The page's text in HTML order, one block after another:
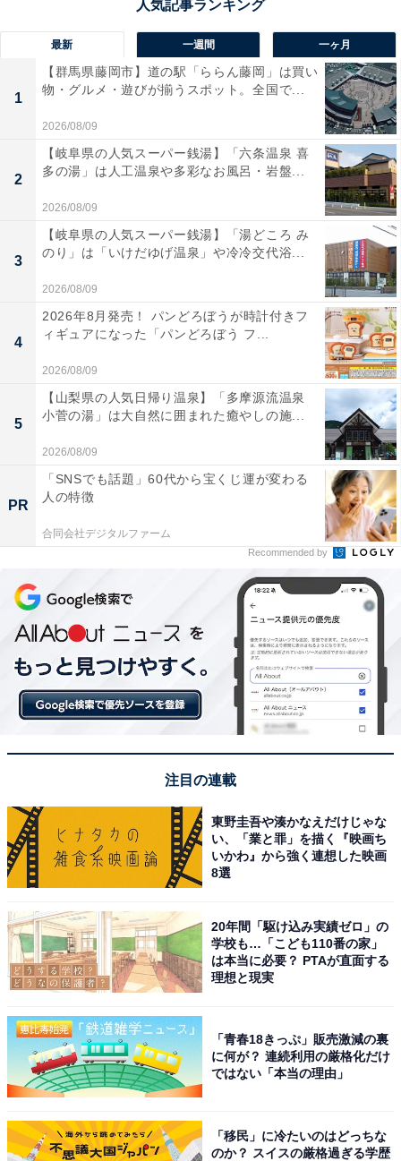
最新 一週間 一ヶ月
1
【群馬県藤岡市】道の駅「ららん藤岡」は買い
物・グルメ・遊びが揃うスポット。全国で...
2026/08/09
2
【岐阜県の人気スーパー銭湯】「六条温泉 喜
多の湯」は人工温泉や多彩なお風呂・岩盤...
2026/08/09
3
【岐阜県の人気スーパー銭湯】「湯どころ み
のり」は「いけだゆげ温泉」や冷冷交代浴...
2026/08/09
4
2026年8月発売！ パンどろぼうが時計付きフ
ィギュアになった「パンどろぼう フ...
2026/08/09
5
【山梨県の人気日帰り温泉】「多摩源流温泉
小菅の湯」は大自然に囲まれた癒やしの施...
2026/08/09
PR
「SNSでも話題」60代から宝くじ運が変わる
人の特徴
合同会社デジタルファーム
Recommended by
注目の連載
東野圭吾や湊かなえだけじゃな
い、「業と罪」を描く『映画ち
いかわ』から強く連想した映画
8選
20年間「駆け込み実績ゼロ」の
学校も…「こども110番の家」
は本当に必要？ PTAが直面する
理想と現実
「青春18きっぷ」販売激減の裏
に何が？ 連続利用の厳格化だけ
ではない「本当の理由」
「移民」に冷たいのはどっちな
のか？ スイスの厳格過ぎる学歴